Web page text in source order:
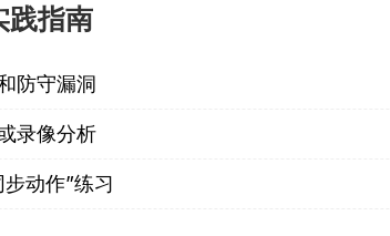
践指南
防守漏洞
录像分析
动作”练习